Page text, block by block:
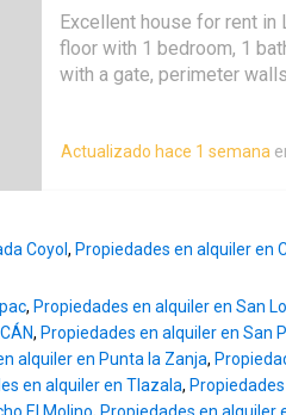
movilidad hacia diferentes
ser una zona con acceso
que la hace práctica para
que buscan un hogar
Excellent house for rent in
floor with 1 bedroom, 1
with a gate, perimeter
Actualizado hace 1 semana
Coyol , Propiedades en alquiler en
, Propiedades en alquiler en San
, Propiedades en alquiler en San
alquiler en Punta la Zanja,
en alquiler en Tlazala,